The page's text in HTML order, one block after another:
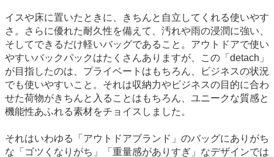
イスや床に置いたときに、きちんと自立してくれる使いやす
さ。さらに優れた耐久性を備えて、汚れや雨の浸潤に強い、
そしてできるだけ軽いバッグであること。アウトドアで使い
やすいバックパックはたくさんありますが、この「detach」
が目指したのは、プライベートはもちろん、ビジネスの状況
でも使いやすいこと。それは収納力やビジネスの目的に合わ
せた荷物がきちんと入ることはもちろん、ユニークな質感と
機能性あふれる素材をチョイスしました。
それはいわゆる「アウトドアブランド」のバッグにありがち
な「ゴツくなりがち」「重量感がありすぎ」なデザインでは